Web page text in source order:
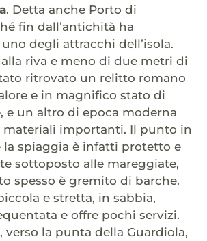
. Detta anche Porto di
fin dall’antichità ha
degli attracchi dell’isola.
riva e meno di due metri di
ritrovato un relitto romano
e in magnifico stato di
e un altro di epoca moderna
materiali importanti. Il punto in
la spiaggia è infatti protetto e
sottoposto alle mareggiate,
spesso è gremito di barche.
e stretta, in sabbia,
e offre pochi servizi.
verso la punta della Guardiola,